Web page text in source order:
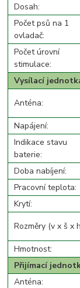
Dosah:
Počet psů na 1
ovladač:
Počet úrovní
stimulace:
Vysílací
Anténa:
Napájení:
Indikace stavu
baterie:
Doba nabíjení:
Pracovní teplota:
Krytí:
Rozměry (v x š x
Hmotnost:
Přijímací
Anténa: